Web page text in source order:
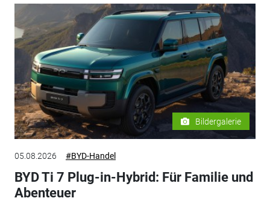
Bildergalerie
05.08.2026 #BYD-Handel
BYD Ti 7 Plug-in-Hybrid: Für Familie und
Abenteuer